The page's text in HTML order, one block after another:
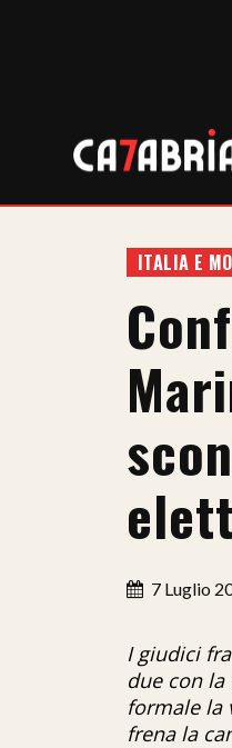
ITALIA E
7 Luglio
I giudici
due con
formale la
frena la